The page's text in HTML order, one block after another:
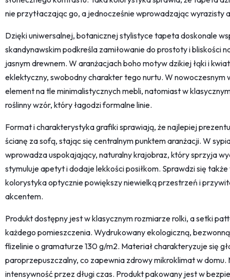
nie przytłaczając go, a jednocześnie wprowadzając wyrazisty
Dzięki uniwersalnej, botanicznej stylistyce tapeta doskonale
skandynawskim podkreśla zamiłowanie do prostoty i bliskości
jasnym drewnem. W aranżacjach boho motyw dzikiej łąki i
eklektyczny, swobodny charakter tego nurtu. W
element na tle minimalistycznych mebli, natomiast w
roślinny wzór, który łagodzi formalne linie.
Format i charakterystyka grafiki sprawiają, że najlepiej
ścianę za sofą, stając się centralnym punktem aranżacji. W
wprowadza uspokajający, naturalny krajobraz, który sprzyja
stymuluje apetyt i dodaje lekkości posiłkom. Sprawdzi się
kolorystyka optycznie powiększy niewielką przestrzeń i
akcentem.
Produkt dostępny jest w klasycznym rozmiarze rolki, a setki
każdego pomieszczenia. Wydrukowany ekologiczną,
flizelinie o gramaturze 130 g/m2. Materiał charakteryzuje się
paroprzepuszczalny, co zapewnia zdrowy mikroklimat w
intensywność przez długi czas. Produkt pakowany jest w